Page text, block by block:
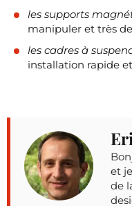
les supports
manipuler et très
les cadres à
installation rapide
et
de